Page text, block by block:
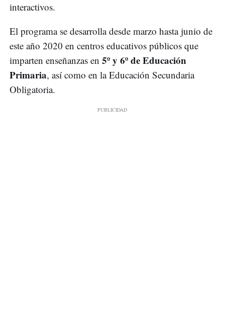
interactivos.
El programa se desarrolla desde marzo hasta junio de
este año 2020 en centros educativos públicos que
imparten enseñanzas en 5º y 6º de Educación
Primaria, así como en la Educación Secundaria
Obligatoria.